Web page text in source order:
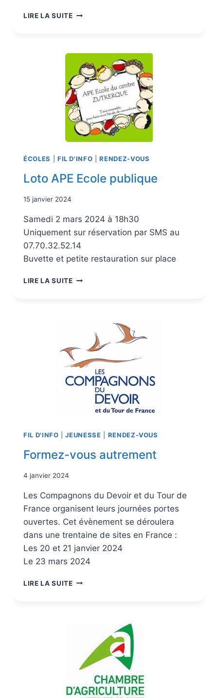
LIRE LA SUITE
ÉCOLES FIL D'INFO |RENDEZ-VOUS
Loto APE Ecole publique
15 janvier 2024
Samedi 2 mars 2024 à 18h30
Uniquement sur réservation par SMS au
07.70.32.52.14
Buvette et petite restauration sur place
LIRE LA SUITE
FIL D'INFO |JEUNESSE RENDEZ-VOUS
Formez-vous autrement
4 janvier 2024
Les Compagnons du Devoir et du Tour de
France organisent leurs journées portes
ouvertes. Cet évènement se déroulera
dans une trentaine de sites en France :
Les 20 et 21 janvier 2024
Le 23 mars 2024
LIRE LA SUITE